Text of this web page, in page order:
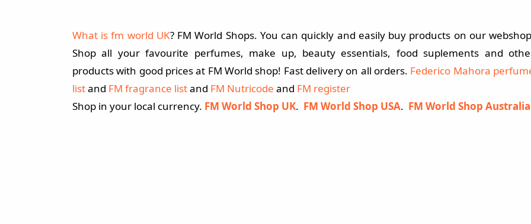
What is fm world UK? FM World Shops. You can quickly and easily buy products on our
Shop all your favourite perfumes, make up, beauty essentials, food suplements and
products with good prices at FM World shop! Fast delivery on all orders. Federico Mahora
listand FM fragrance listand FM Nutricode and FM register
Shop in your local currency. FM World Shop UK. FM World Shop USA. FM World Shop Australia